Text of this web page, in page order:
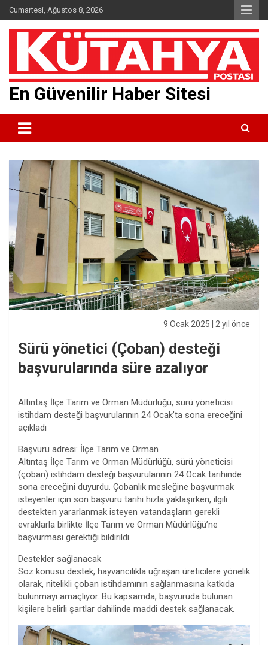
Skip
to
content
Cumartesi, Ağustos 8, 2026
En Güvenilir Haber Sitesi
9 Ocak 2025 | 2 yıl önce
Sürü yönetici (Çoban) desteği
başvurularında süre azalıyor
Altıntaş İlçe Tarım ve Orman Müdürlüğü, sürü yöneticisi
istihdam desteği başvurularının 24 Ocak’ta sona ereceğini
açıkladı
Başvuru adresi: İlçe Tarım ve Orman
Altıntaş İlçe Tarım ve Orman Müdürlüğü, sürü yöneticisi
(çoban) istihdam desteği başvurularının 24 Ocak tarihinde
sona ereceğini duyurdu. Çobanlık mesleğine başvurmak
isteyenler için son başvuru tarihi hızla yaklaşırken, ilgili
destekten yararlanmak isteyen vatandaşların gerekli
evraklarla birlikte İlçe Tarım ve Orman Müdürlüğü’ne
başvurması gerektiği bildirildi.
Destekler sağlanacak
Söz konusu destek, hayvancılıkla uğraşan üreticilere yönelik
olarak, nitelikli çoban istihdamının sağlanmasına katkıda
bulunmayı amaçlıyor. Bu kapsamda, başvuruda bulunan
kişilere belirli şartlar dahilinde maddi destek sağlanacak.